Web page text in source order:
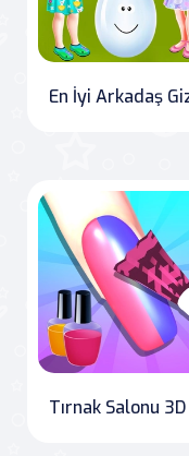
Tırnak Salonu 3D